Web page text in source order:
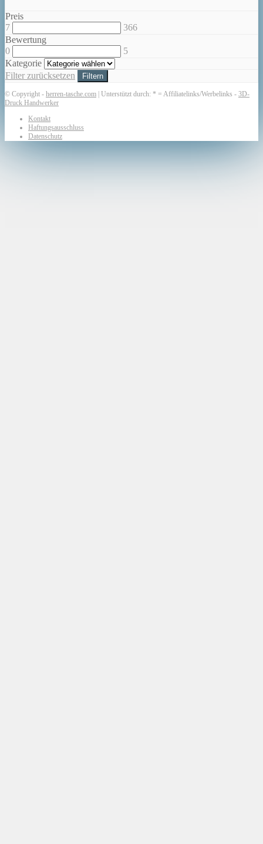
Preis
7
366
Bewertung
0
5
Kategorie
Filter zurücksetzen
Filtern
© Copyright - herren-tasche.com | Unterstützt durch: * = Affiliatelinks/Werbelinks - 3D-
Druck Handwerker
Kontakt
Haftungsausschluss
Datenschutz